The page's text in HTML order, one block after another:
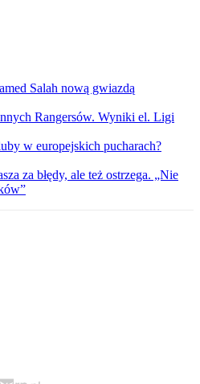
Salah nową gwiazdą
Rangersów. Wyniki el. Ligi
w europejskich pucharach?
za błędy, ale też ostrzega. „Nie